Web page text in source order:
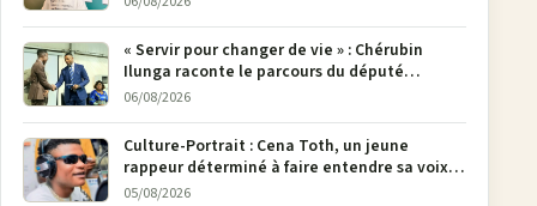
« Servir pour changer de vie » : Chérubin
Ilunga raconte le parcours du député
national Jethro Muyombi Tshimbu en 137
06/08/2026
Culture-Portrait : Cena Toth, un jeune
rappeur déterminé à faire entendre sa voix à
Bunia
05/08/2026